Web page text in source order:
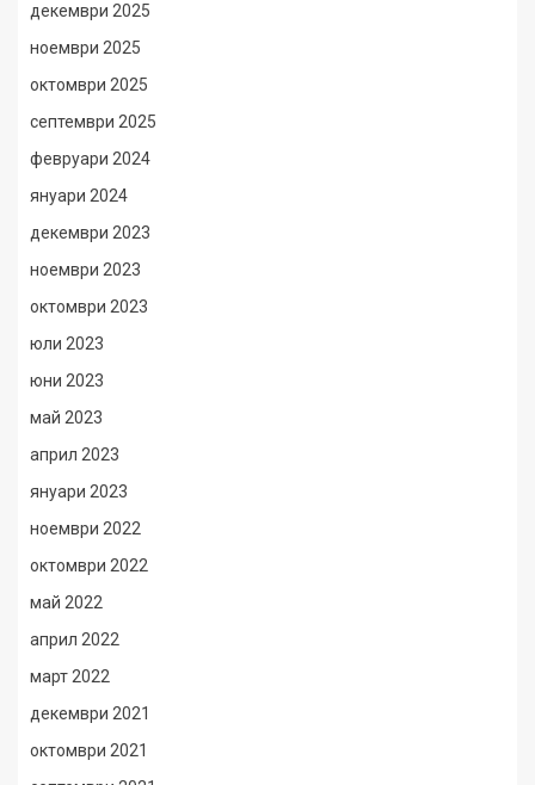
декември 2025
ноември 2025
октомври 2025
септември 2025
февруари 2024
януари 2024
декември 2023
ноември 2023
октомври 2023
юли 2023
юни 2023
май 2023
април 2023
януари 2023
ноември 2022
октомври 2022
май 2022
април 2022
март 2022
декември 2021
октомври 2021